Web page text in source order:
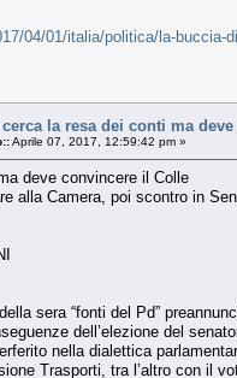
04/01/italia/politica/la-buccia-
cerca la resa dei conti ma
Aprile 07, 2017, 12:59:42 pm »
deve convincere il Colle
alla Camera, poi scontro in
sera “fonti del Pd”
dell’elezione del
nella dialettica
Trasporti, tra l’altro con il